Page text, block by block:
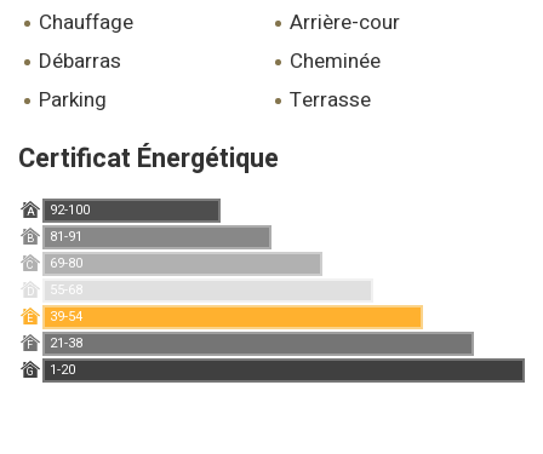
chauffage
arrière-cour
débarras
cheminée
parking
terrasse
Certificat Énergétique
A 92-100
B 81-91
C 69-80
D 55-68
E 39-54
F 21-38
G 1-20